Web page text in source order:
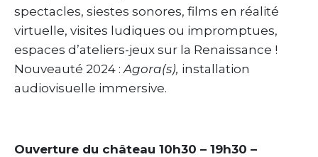
spectacles, siestes sonores, films en réalité
virtuelle, visites ludiques ou impromptues,
espaces d’ateliers-jeux sur la Renaissance !
Nouveauté 2024 : Agora(s), installation
audiovisuelle immersive.
Ouverture du château 10h30 – 19h30 –